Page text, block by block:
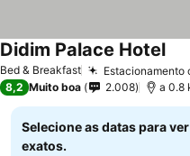
Bed & Breakfast Estacionamento
Didim Palace HotelVer
8,2 Muito boa 2.008 a 0.8
Selecione as datas para
exatos.